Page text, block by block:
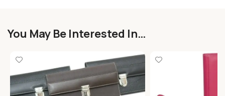
You May Be Interested In…